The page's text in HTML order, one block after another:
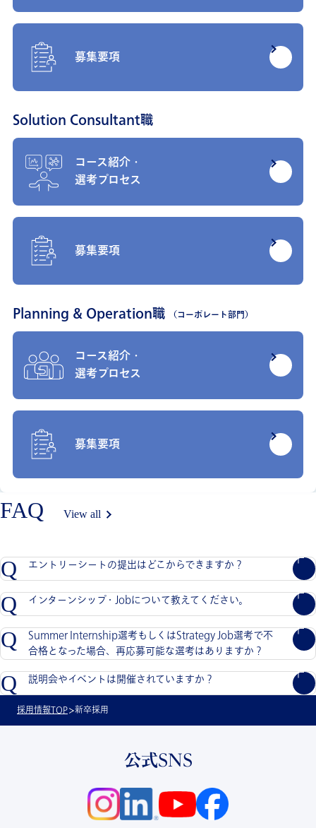
募集要項
Solution Consultant職
コース紹介・
選考プロセス
募集要項
Planning & Operation職 （コーポレート部門）
コース紹介・
選考プロセス
募集要項
FAQ View all
Q エントリーシートの提出はどこからできますか？
Q インターンシップ・Jobについて教えてください。
Q
Summer Internship選考もしくはStrategy Job選考で不
合格となった場合、再応募可能な選考はありますか？
Q 説明会やイベントは開催されていますか？
採用情報TOP 新卒採用
公式SNS